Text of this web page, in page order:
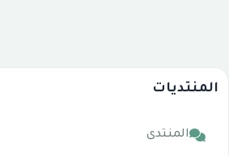
المنتديات
المنتدى